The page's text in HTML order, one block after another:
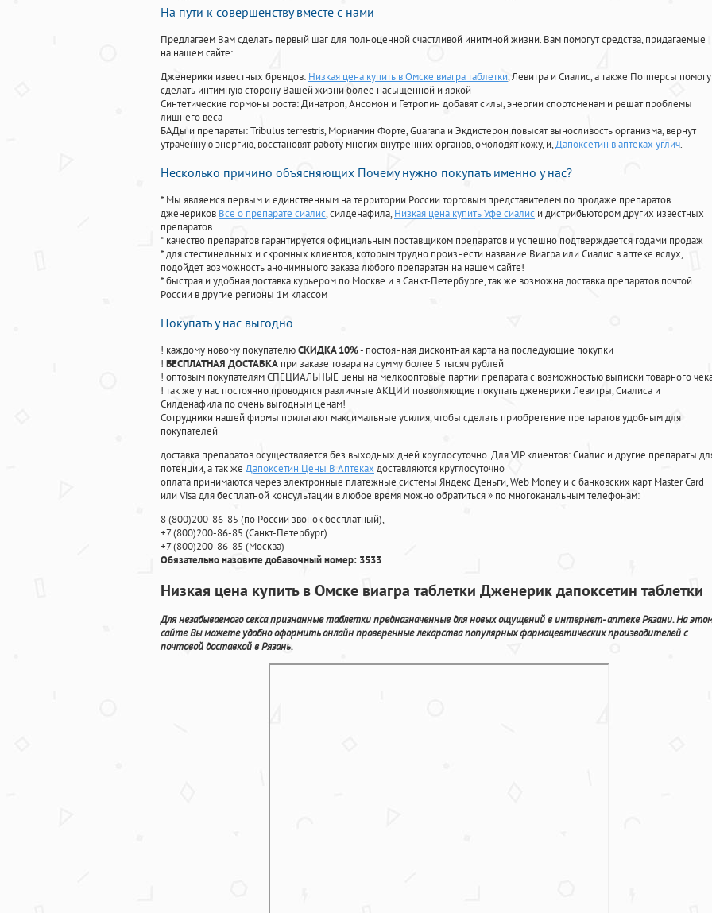
На пути к совершенству вместе с нами
Предлагаем Вам сделать первый шаг для полноценной счастливой инитмной жизни. Вам помогут средства, придагаемые
на нашем сайте:
Дженерики известных брендов: Низкая цена купить в Омске виагра таблетки, Левитра и Сиалис, а также Попперсы
сделать интимную сторону Вашей жизни более насыщенной и яркой
Синтетические гормоны роста: Динатроп, Ансомон и Гетропин добавят силы, энергии спортсменам и решат проблемы
лишнего веса
БАДы и препараты:Tribulus terrestris, Мориамин Форте, Guarana и Экдистерон повысят выносливость организма, вернут
утраченную энергию, восстановят работу многих внутренних органов, омолодят кожу, и,Дапоксетин в аптеках углич.
Несколько причино объясняющих Почему нужно покупать именно у нас?
* Мы являемся первым и единственным на территории России торговым представителем по продаже препаратов
дженериков Все о препарате сиалис, силденафила, Низкая цена купить Уфе сиалис и дистрибьютором других известных
препаратов
* качество препаратов гарантируется официальным поставщиком препаратов и успешно подтверждается годами продаж
* для стестинельных и скромных клиентов, которым трудно произнести название Виагра или Сиалис в аптеке вслух,
подойдет возможность анонимныого заказа любого препаратан на нашем сайте!
* быстрая и удобная доставка курьером по Москве и в Санкт-Петербурге, так же возможна доставка препаратов почтой
России в другие регионы 1м классом
Покупать у нас выгодно
! каждому новому покупателюСКИДКА 10%- постоянная дисконтная карта на последующие покупки
! БЕСПЛАТНАЯ ДОСТАВКА при заказе товара на сумму более 5 тысяч рублей
! оптовым покупателям СПЕЦИАЛЬНЫЕ цены на мелкооптовые партии препарата с возможностью выписки товарного
! так же у нас постоянно проводятся различные АКЦИИ позволяющие покупать дженерики Левитры, Сиалиса и
Силденафила по очень выгодным ценам!
Cотрудники нашей фирмы прилагают максимальные усилия, чтобы сделать приобретение препаратов удобным для
покупателей
доставка препаратов осуществляется без выходных дней круглосуточно. Для VIP клиентов: Сиалис и другие препараты
потенции, а так же Дапоксетин Цены В Аптеках доставляются круглосуточно
оплата принимаются через электронные платежные системы Яндекс Деньги, Web Money и с банковских карт Master Card
или Visa для бесплатной консультации в любое время можно обратиться» по многоканальным телефонам:
8(800)200-86-85 (по России звонок бесплатный),
+7(800)200-86-85 (Санкт-Петербург)
+7(800)200-86-85 (Москва)
Обязательно назовите добавочный номер: 3533
Низкая цена купить в Омске виагра таблетки Дженерик дапоксетин таблетки
Для незабываемого секса признанные таблетки предназначенные для новых ощущений в интернет- аптеке Рязани. На
сайте Вы можете удобно оформить онлайн проверенные лекарства популярных фармацевтических производителей с
почтовой доставкой в Рязань.